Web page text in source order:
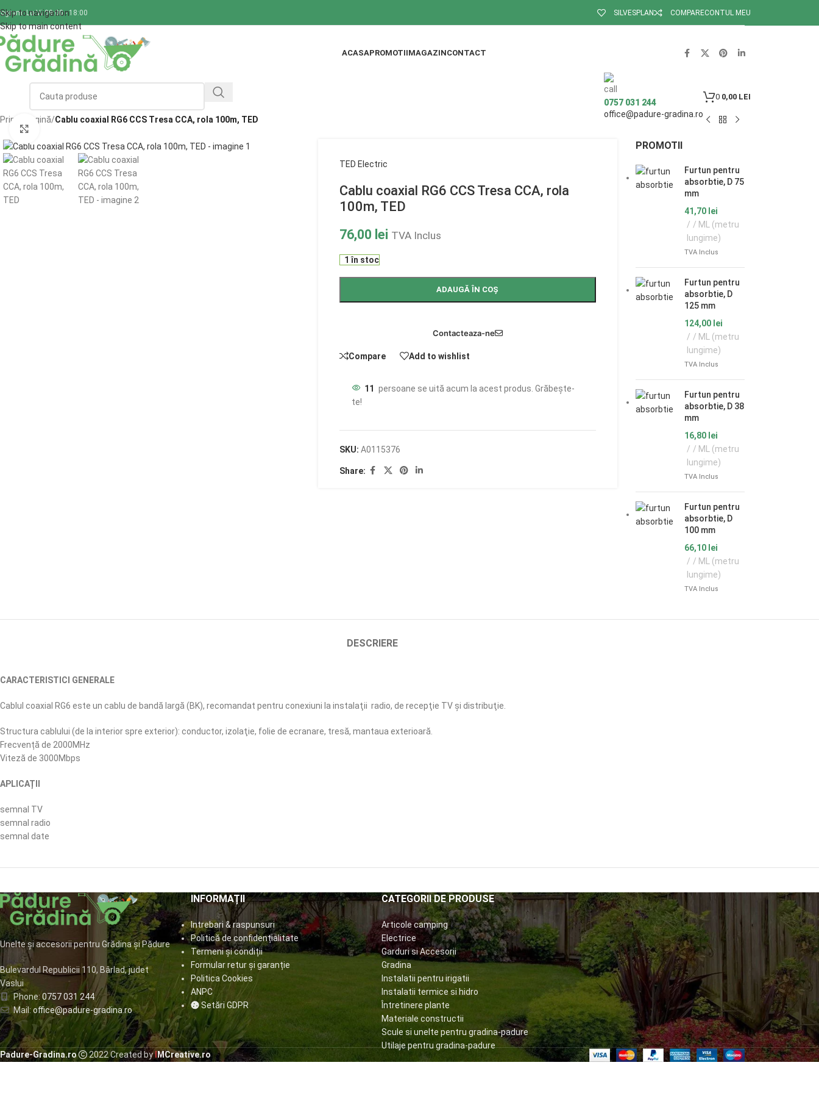
Skip to navigation
Skip to main content
Lu-Vi 09:00 - 18:00 SILVESPLAN COMPARECONTUL MEU
ACASAPROMOTIIMAGAZINCONTACT
0757 031 244
office@padure-gradina.ro
0 0,00 LEI
Prima pagină/Cablu coaxial RG6 CCS Tresa CCA, rola 100m, TED
TED Electric
Cablu coaxial RG6 CCS Tresa CCA, rola
100m, TED
76,00 lei TVA Inclus
1 în stoc
ADAUGĂ ÎN COȘ
Contacteaza-ne
Compare Add to wishlist
11
persoane se uită acum la acest produs. Grăbește-
te!
SKU: A0115376
Share:
PROMOTII
Furtun pentru
absorbtie, D 75
mm
41,70 lei
/ ML (metru
lungime)
TVA Inclus
Furtun pentru
absorbtie, D
125 mm
124,00 lei
/ ML (metru
lungime)
TVA Inclus
Furtun pentru
absorbtie, D 38
mm
16,80 lei
/ ML (metru
lungime)
TVA Inclus
Furtun pentru
absorbtie, D
100 mm
66,10 lei
/ ML (metru
lungime)
TVA Inclus
DESCRIERE
CARACTERISTICI GENERALE
Cablul coaxial RG6 este un cablu de bandă largă (BK), recomandat pentru conexiuni la instalaţii radio, de recepţie TV şi distribuţie.
Structura cablului (de la interior spre exterior): conductor, izolaţie, folie de ecranare, tresă, mantaua exterioară.
Frecvență de 2000MHz
Viteză de 3000Mbps
APLICAȚII
semnal TV
semnal radio
semnal date
Unelte și accesorii pentru Grădina și Pădure
Bulevardul Republicii 110, Bârlad, judet
Vaslui
Phone: 0757 031 244
Mail:office@padure-gradina.ro
INFORMAȚII
Intrebari & raspunsuri
Politică de confidențialitate
Termeni și condiții
Formular retur și garanție
Politica Cookies
ANPC
Setări GDPR
CATEGORII DE PRODUSE
Articole camping
Electrice
Garduri si Accesorii
Gradina
Instalatii pentru irigatii
Instalatii termice si hidro
Întretinere plante
Materiale constructii
Scule si unelte pentru gradina-padure
Utilaje pentru gradina-padure
Padure-Gradina.ro
2022 Created byIMCreative.ro